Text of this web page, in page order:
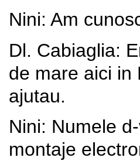
Nini: Am
Dl. Cabiaglia:
de mare aici in
ajutau.
Nini: Numele
montaje